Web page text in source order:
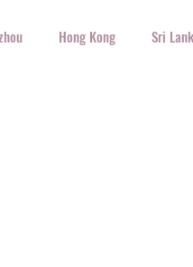
Hong Kong Sri